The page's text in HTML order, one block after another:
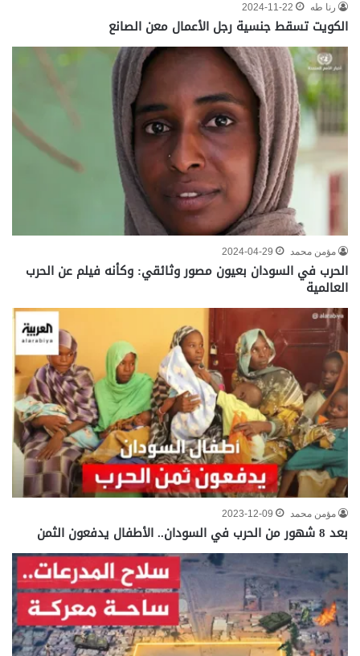
رنا طه 2024-11-22
الكويت تسقط جنسية رجل الأعمال معن الصانع
مؤمن محمد 2024-04-29
الحرب في السودان بعيون مصور وثائقي: وكأنه فيلم عن الحرب
العالمية
مؤمن محمد 2023-12-09
بعد 8 شهور من الحرب في السودان.. الأطفال يدفعون الثمن